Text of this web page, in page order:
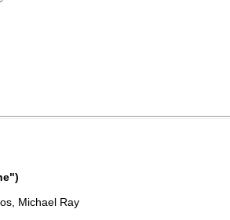
Michael Ray